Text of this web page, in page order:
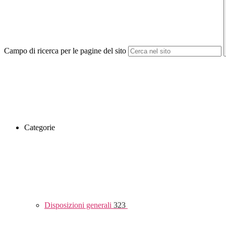
Campo di ricerca per le pagine del sito
Categorie
Disposizioni generali 323